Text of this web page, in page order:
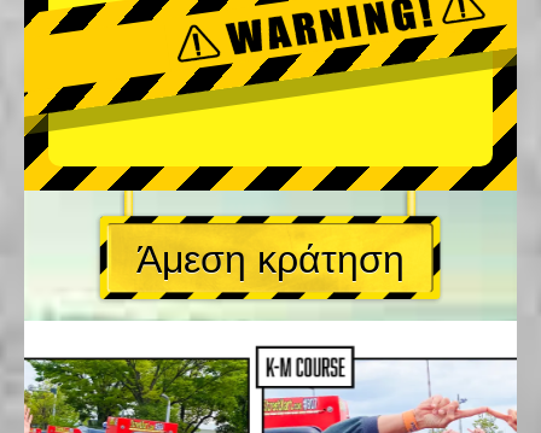
Άμεση κράτηση